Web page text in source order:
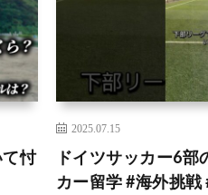
て忖
2025.07.15
ドイツサッカー6
カー留学 #海外挑